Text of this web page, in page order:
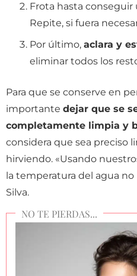
Frota hasta conseguir
Repite, si fuera
Por último, aclara y
eliminar todos los
Para que se conserve en
importante dejar que se
completamente limpia y
considera que sea preciso
hirviendo. «Usando
la temperatura del agua
Silva.